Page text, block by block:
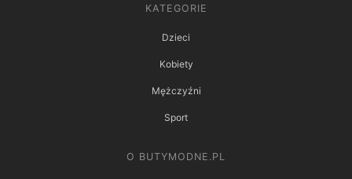
KATEGORIE
Dzieci
Kobiety
Mężczyźni
Sport
O BUTYMODNE.PL